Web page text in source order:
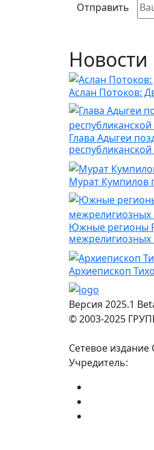
Отправить
Аслан Потоков:
Глава Адыгеи
Мурат Кумпилов
Южные регионы
Архиепископ
Версия 2025.1
© 2003-2025
Сетевое издание
Учредитель: